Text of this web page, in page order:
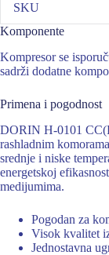
SKU
Komponente
Kompresor se
sadrži dodatne
Primena i pogodnost
DORIN H-0101
rashladnim
srednje i niske
energetskoj
medijumima.
Pogodan za
Visok kvalitet
Jednostavna